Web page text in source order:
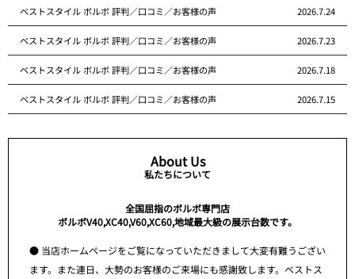
ベストスタイル ボルボ 評判／口コミ／お客様の声 2026.7.24
ベストスタイル ボルボ 評判／口コミ／お客様の声 2026.7.23
ベストスタイル ボルボ 評判／口コミ／お客様の声 2026.7.18
ベストスタイル ボルボ 評判／口コミ／お客様の声 2026.7.15
About Us
私たちについて
全国屈指のボルボ専門店
ボルボV40,XC40,V60,XC60,地域最大級の展示台数です。
● 当店ホームページをご覧になっていただきまして大変有難うござい
ます。また連日、大勢のお客様のご来場にも感謝致します。ベストス